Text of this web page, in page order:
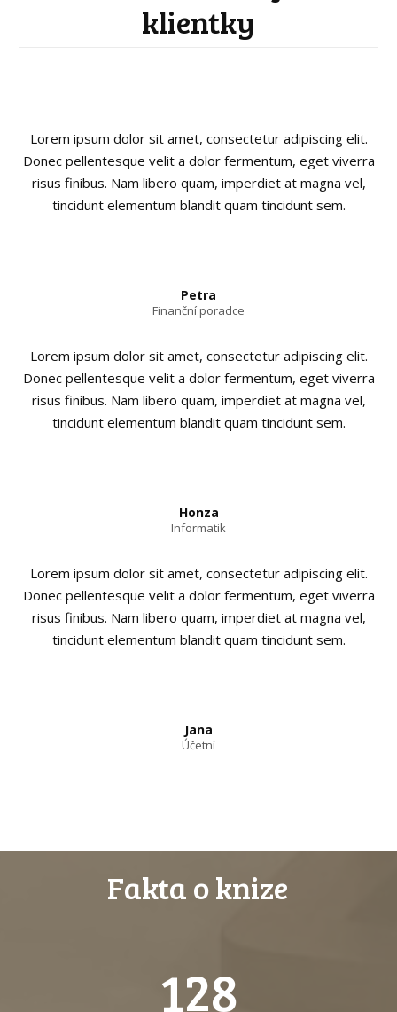
klientky
Lorem ipsum dolor sit amet, consectetur adipiscing elit.
Donec pellentesque velit a dolor fermentum, eget viverra
risus finibus. Nam libero quam, imperdiet at magna vel,
tincidunt elementum blandit quam tincidunt sem.
Petra
Finanční poradce
Lorem ipsum dolor sit amet, consectetur adipiscing elit.
Donec pellentesque velit a dolor fermentum, eget viverra
risus finibus. Nam libero quam, imperdiet at magna vel,
tincidunt elementum blandit quam tincidunt sem.
Honza
Informatik
Lorem ipsum dolor sit amet, consectetur adipiscing elit.
Donec pellentesque velit a dolor fermentum, eget viverra
risus finibus. Nam libero quam, imperdiet at magna vel,
tincidunt elementum blandit quam tincidunt sem.
Jana
Účetní
Fakta o knize
128